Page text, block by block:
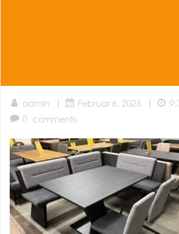
admin | Februar 6, 2025 |
0 comments